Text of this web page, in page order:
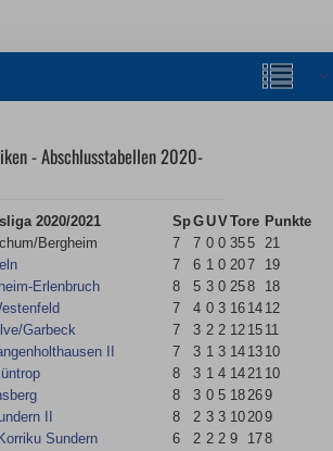
- Abschlusstabellen 2020-
2020/2021 SpGUVTore Punkte
Bergheim
7 7 0 0 355
21
7 6 1 0 207
19
Erlenbruch
8 5 3 0 258
18
7 4 0 3 16 14 12
​Garbeck
7 3 2 2 12 15 11
II
7 3 1 3 14 13 10
8 3 1 4 1421 10
8 3 0 5 18269
II
8 2 3 3 10209
Sundern
6 2 2 2 9 178